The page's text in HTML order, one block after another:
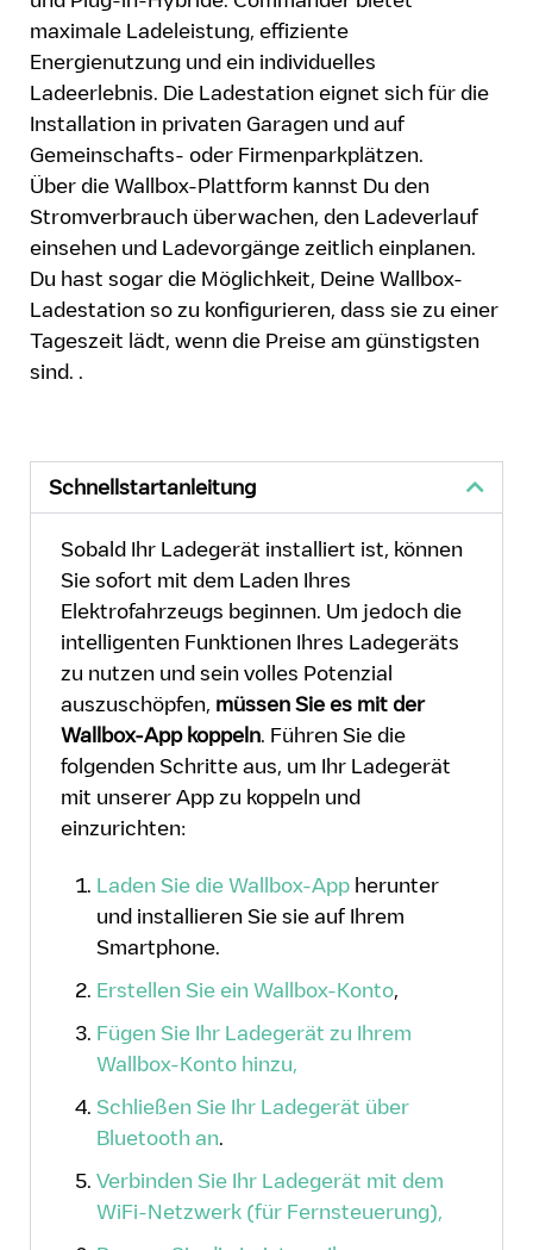
maximale Ladeleistung, effiziente
Energienutzung und ein individuelles
Ladeerlebnis. Die Ladestation eignet sich für die
Installation in privaten Garagen und auf
Gemeinschafts- oder Firmenparkplätzen.
Über die Wallbox-Plattform kannst Du den
Stromverbrauch überwachen, den Ladeverlauf
einsehen und Ladevorgänge zeitlich einplanen.
Du hast sogar die Möglichkeit, Deine Wallbox-
Ladestation so zu konfigurieren, dass sie zu einer
Tageszeit lädt, wenn die Preise am günstigsten
sind. .
Schnellstartanleitung
Sobald Ihr Ladegerät installiert ist, können
Sie sofort mit dem Laden Ihres
Elektrofahrzeugs beginnen. Um jedoch die
intelligenten Funktionen Ihres Ladegeräts
zu nutzen und sein volles Potenzial
auszuschöpfen, müssen Sie es mit der
Wallbox-App koppeln . Führen Sie die
folgenden Schritte aus, um Ihr Ladegerät
mit unserer App zu koppeln und
einzurichten:
Laden Sie die Wallbox-App herunter
und installieren Sie sie auf Ihrem
Smartphone.
Erstellen Sie ein Wallbox-Konto
Fügen Sie Ihr Ladegerät zu Ihrem
Wallbox-Konto hinzu,
Schließen Sie Ihr Ladegerät über
Bluetooth an
Verbinden Sie Ihr Ladegerät mit dem
WiFi-Netzwerk (für Fernsteuerung),